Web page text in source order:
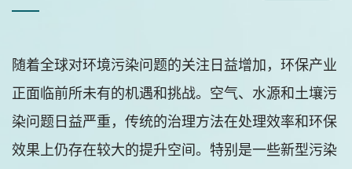
随着全球对环境污染问题的关注日益增加，环保产业
正面临前所未有的机遇和挑战。空气、水源和土壤污
染问题日益严重，传统的治理方法在处理效率和环保
效果上仍存在较大的提升空间。特别是一些新型污染